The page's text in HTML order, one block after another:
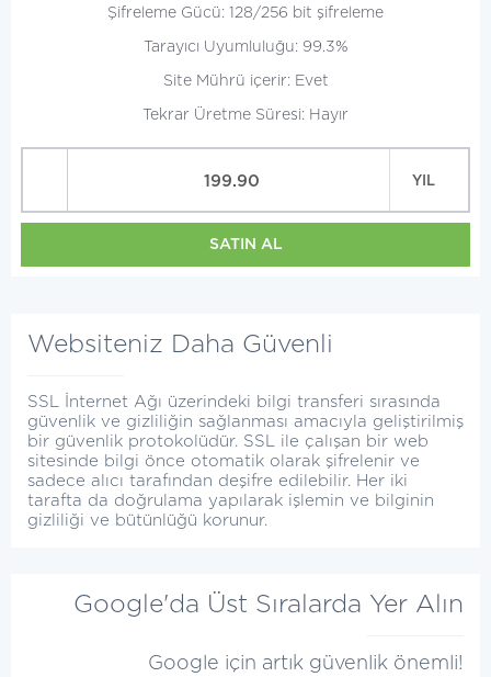
Şifreleme Gücü: 128/256 bit şifreleme
Tarayıcı Uyumluluğu: 99.3%
Site Mührü içerir: Evet
Tekrar Üretme Süresi: Hayır
199.90 YIL
SATIN AL
Websiteniz Daha Güvenli
SSL İnternet Ağı üzerindeki bilgi transferi sırasında
güvenlik ve gizliliğin sağlanması amacıyla geliştirilmiş
bir güvenlik protokolüdür. SSL ile çalışan bir web
sitesinde bilgi önce otomatik olarak şifrelenir ve
sadece alıcı tarafından deşifre edilebilir. Her iki
tarafta da doğrulama yapılarak işlemin ve bilginin
gizliliği ve bütünlüğü korunur.
Google'da Üst Sıralarda Yer Alın
Google için artık güvenlik önemli!